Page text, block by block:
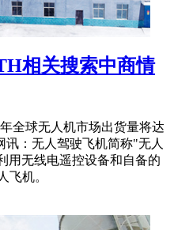
相关搜索中商情
全球无人机市场出货量将达
讯：无人驾驶飞机简称"无人
用无线电遥控设备和自备的
飞机。